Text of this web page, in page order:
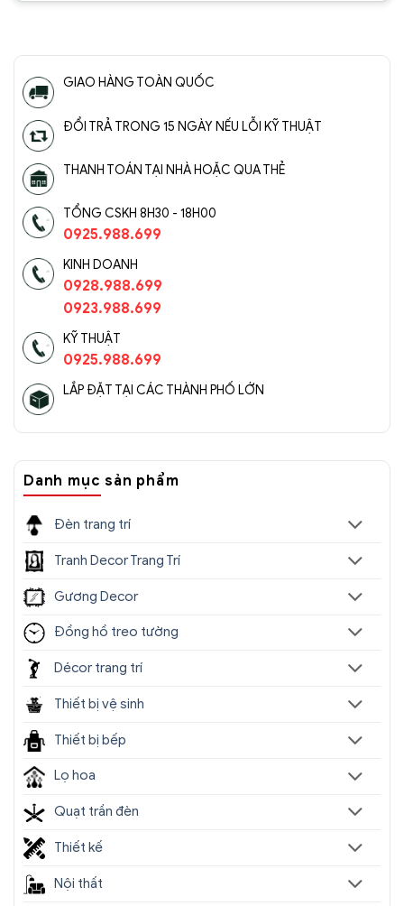
55 sao
55 sao
GIAO HÀNG TOÀN QUỐC
ĐỔI TRẢ TRONG 15 NGÀY NẾU LỖI KỸ THUẬT
THANH TOÁN TẠI NHÀ HOẶC QUA THẺ
TỔNG CSKH 8H30 - 18H00
0925.988.699
KINH DOANH
0928.988.699
0923.988.699
KỸ THUẬT
0925.988.699
LẮP ĐẶT TẠI CÁC THÀNH PHỐ LỚN
Danh mục sản phẩm
Đèn trang trí
Tranh Decor Trang Trí
Gương Decor
Đồng hồ treo tường
Décor trang trí
Thiết bị vệ sinh
Thiết bị bếp
Lọ hoa
Quạt trần đèn
Thiết kế
Nội thất